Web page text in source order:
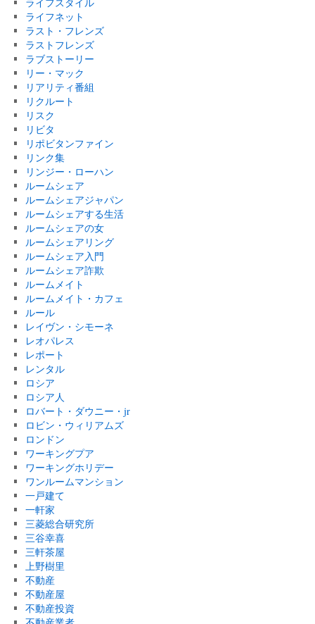
ライフネット
ラスト・フレンズ
ラストフレンズ
ラブストーリー
リー・マック
リアリティ番組
リクルート
リスク
リビタ
リポビタンファイン
リンク集
リンジー・ローハン
ルームシェア
ルームシェアジャパン
ルームシェアする生活
ルームシェアの女
ルームシェアリング
ルームシェア入門
ルームシェア詐欺
ルームメイト
ルームメイト・カフェ
ルール
レイヴン・シモーネ
レオパレス
レポート
レンタル
ロシア
ロシア人
ロバート・ダウニー・jr
ロビン・ウィリアムズ
ロンドン
ワーキングプア
ワーキングホリデー
ワンルームマンション
一戸建て
一軒家
三菱総合研究所
三谷幸喜
三軒茶屋
上野樹里
不動産
不動産屋
不動産投資